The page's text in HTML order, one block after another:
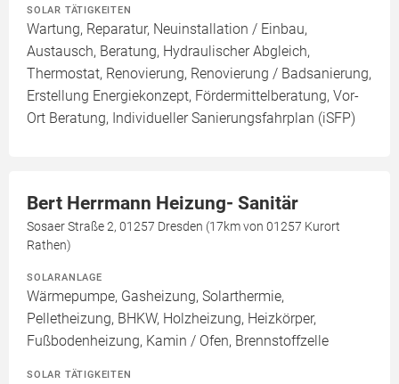
SOLAR TÄTIGKEITEN
Wartung, Reparatur, Neuinstallation / Einbau,
Austausch, Beratung, Hydraulischer Abgleich,
Thermostat, Renovierung, Renovierung / Badsanierung,
Erstellung Energiekonzept, Fördermittelberatung, Vor-
Ort Beratung, Individueller Sanierungsfahrplan (iSFP)
Bert Herrmann Heizung- Sanitär
Sosaer Straße 2, 01257 Dresden (17km von 01257 Kurort
Rathen)
SOLARANLAGE
Wärmepumpe, Gasheizung, Solarthermie,
Pelletheizung, BHKW, Holzheizung, Heizkörper,
Fußbodenheizung, Kamin / Ofen, Brennstoffzelle
SOLAR TÄTIGKEITEN